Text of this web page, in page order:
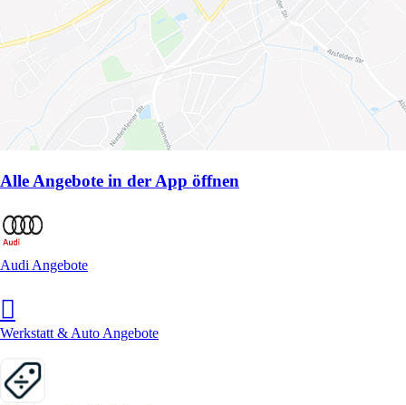
Alle Angebote in der App öffnen
Audi Angebote
Werkstatt & Auto Angebote